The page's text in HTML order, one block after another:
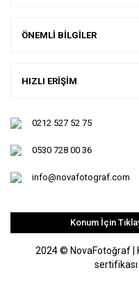
ÖNEMLİ BİLGİLER
HIZLI ERİŞİM
0212 527 52 75
0530 728 00 36
info@novafotograf.com
Konum İçin
2024 © NovaFotoğraf |